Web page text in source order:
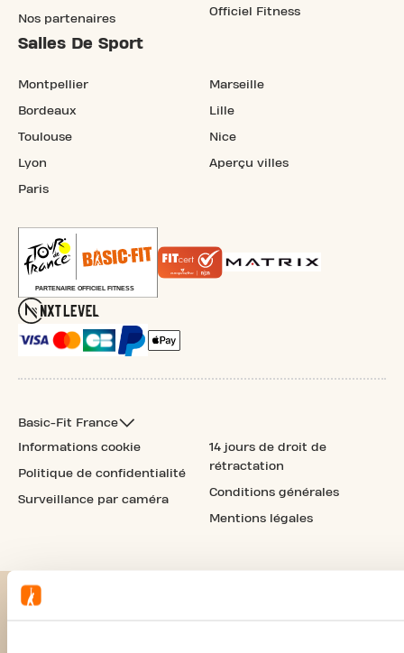
Nos partenaires
Officiel Fitness
Salles De Sport
Montpellier
Bordeaux
Toulouse
Lyon
Paris
Marseille
Lille
Nice
Aperçu villes
Basic-Fit France
Informations cookie
Politique de confidentialité
Surveillance par caméra
14 jours de droit de
rétractation
Conditions générales
Mentions légales